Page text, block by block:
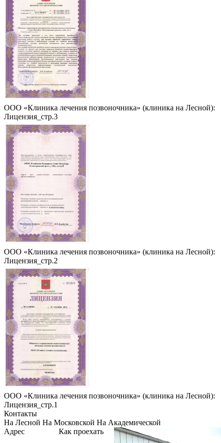
ООО «Клиника лечения позвоночника» (клиника на Лесной):
Лицензия_стр.3
ООО «Клиника лечения позвоночника» (клиника на Лесной):
Лицензия_стр.2
ООО «Клиника лечения позвоночника» (клиника на Лесной):
Лицензия_стр.1
Контакты
На Лесной На Московской На Академической
Адрес
Как проехать